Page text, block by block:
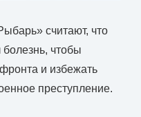
считают, что
чтобы
и избежать
преступление.